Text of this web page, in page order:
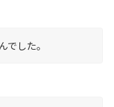
でした。